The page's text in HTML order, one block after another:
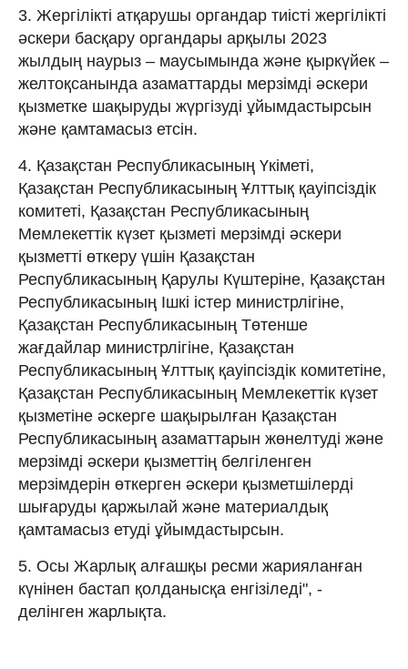
3. Жергілікті атқарушы органдар тиісті жергілікті
әскери басқару органдары арқылы 2023
жылдың наурыз – маусымында және қыркүйек –
желтоқсанында азаматтарды мерзімді әскери
қызметке шақыруды жүргізуді ұйымдастырсын
және қамтамасыз етсін.
4. Қазақстан Республикасының Үкіметі,
Қазақстан Республикасының Ұлттық қауіпсіздік
комитеті, Қазақстан Республикасының
Мемлекеттік күзет қызметі мерзімді әскери
қызметті өткеру үшін Қазақстан
Республикасының Қарулы Күштеріне, Қазақстан
Республикасының Ішкі істер министрлігіне,
Қазақстан Республикасының Төтенше
жағдайлар министрлігіне, Қазақстан
Республикасының Ұлттық қауіпсіздік комитетіне,
Қазақстан Республикасының Мемлекеттік күзет
қызметіне әскерге шақырылған Қазақстан
Республикасының азаматтарын жөнелтуді және
мерзімді әскери қызметтің белгіленген
мерзімдерін өткерген әскери қызметшілерді
шығаруды қаржылай және материалдық
қамтамасыз етуді ұйымдастырсын.
5. Осы Жарлық алғашқы ресми жарияланған
күнінен бастап қолданысқа енгізіледі", -
делінген жарлықта.